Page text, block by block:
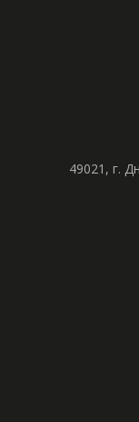
49021, г.